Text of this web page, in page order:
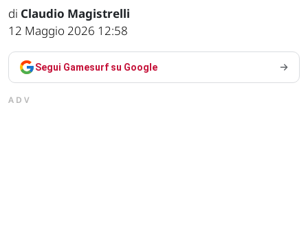
di Claudio Magistrelli
12 Maggio 2026 12:58
Segui Gamesurf su Google
ADV